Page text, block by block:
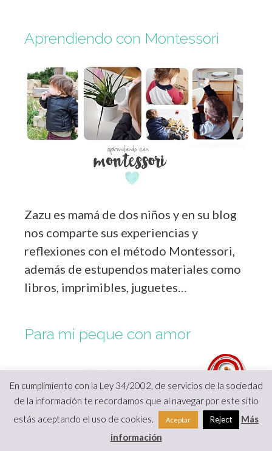
Aprendiendo con Montessori
Zazu es mamá de dos niños y en su blog
nos comparte sus experiencias y
reflexiones con el método Montessori,
además de estupendos materiales como
libros, imprimibles, juguetes…
Para mi peque con amor
Inma es mamá de dos niños, comparte sus
En cumplimiento con la Ley 34/2002, de servicios de la sociedad
de la información te recordamos que al navegar por este sitio
estás aceptando el uso de cookies.
Aceptar Reject
Más
información